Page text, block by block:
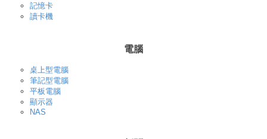
記憶卡
讀卡機
電腦
桌上型電腦
筆記型電腦
平板電腦
顯示器
NAS